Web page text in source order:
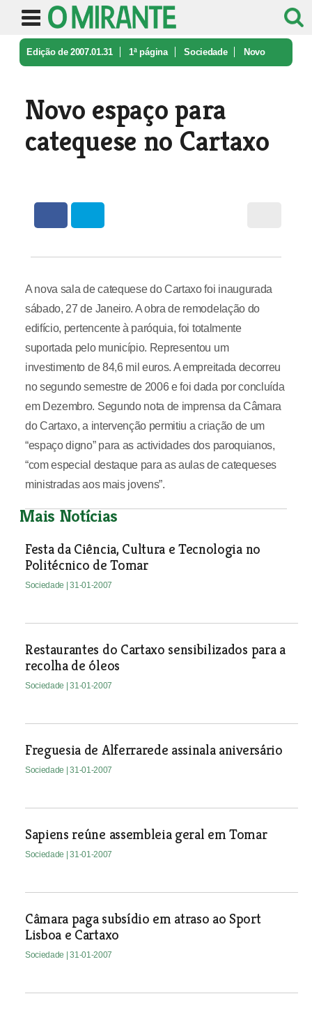
Edição de 2007.01.31 1ª página Sociedade Novo
Novo espaço para
catequese no Cartaxo
A nova sala de catequese do Cartaxo foi inaugurada
sábado, 27 de Janeiro. A obra de remodelação do
edifício, pertencente à paróquia, foi totalmente
suportada pelo município. Representou um
investimento de 84,6 mil euros. A empreitada decorreu
no segundo semestre de 2006 e foi dada por concluída
em Dezembro. Segundo nota de imprensa da Câmara
do Cartaxo, a intervenção permitiu a criação de um
“espaço digno” para as actividades dos paroquianos,
“com especial destaque para as aulas de catequeses
ministradas aos mais jovens”.
Mais Notícias
Festa da Ciência, Cultura e Tecnologia no
Politécnico de Tomar
Sociedade | 31-01-2007
Restaurantes do Cartaxo sensibilizados para a
recolha de óleos
Sociedade | 31-01-2007
Freguesia de Alferrarede assinala aniversário
Sociedade | 31-01-2007
Sapiens reúne assembleia geral em Tomar
Sociedade | 31-01-2007
Câmara paga subsídio em atraso ao Sport
Lisboa e Cartaxo
Sociedade | 31-01-2007